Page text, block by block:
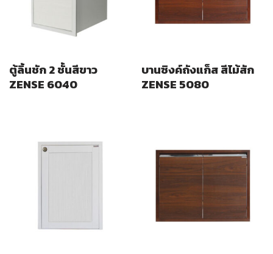
ตู้ลิ้นชัก 2 ชั้นสีขาว
ZENSE 6040
บานซิงค์ถังแก็ส สีไม้สัก
ZENSE 5080